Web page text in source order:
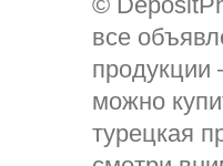
все
можно
турецкая